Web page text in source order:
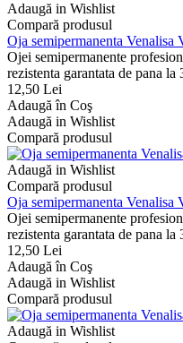
Adaugă in Wishlist
Compară produsul
Oja semipermanenta Venalisa
Ojei semipermanente
rezistenta garantata de pana la
12,50 Lei
Adaugă în Coş
Adaugă in Wishlist
Compară produsul
Adaugă in Wishlist
Compară produsul
Oja semipermanenta Venalisa
Ojei semipermanente
rezistenta garantata de pana la
12,50 Lei
Adaugă în Coş
Adaugă in Wishlist
Compară produsul
Adaugă in Wishlist